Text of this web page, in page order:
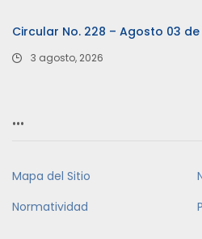
Circular No. 228 – Agosto 03 de
3 agosto, 2026
…
Mapa del Sitio
Normatividad